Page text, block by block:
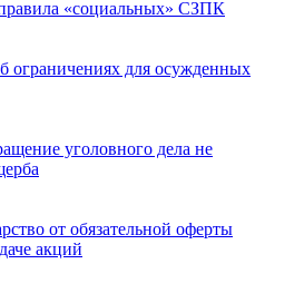
«социальных» СЗПК
ограничениях для осужденных
уголовного дела не
от обязательной оферты
акций